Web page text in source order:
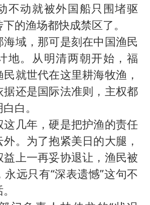
不动就被外国船只围堵驱
的渔场都快成禁区了。
域，那可是刻在中国渔民
地。从明清两朝开始，福
就世代在这里耕海牧渔，
据还是国际法准则，主权都
白。
这几年，硬是把护渔的责任
。为了抱紧美日的大腿，
上一再妥协退让，渔民被
远只有“深表遗憾”这句不